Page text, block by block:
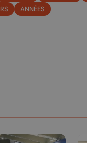
ANNÉES